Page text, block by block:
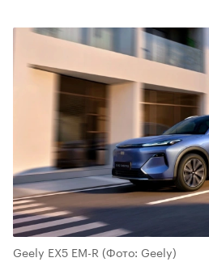
Geely EX5 EM-R (Фото: Geely)